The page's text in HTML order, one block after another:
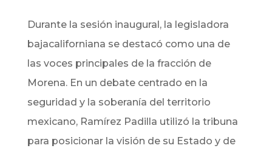
​Durante la sesión inaugural, la legisladora
bajacaliforniana se destacó como una de
las voces principales de la fracción de
Morena. En un debate centrado en la
seguridad y la soberanía del territorio
mexicano, Ramírez Padilla utilizó la tribuna
para posicionar la visión de su Estado y de